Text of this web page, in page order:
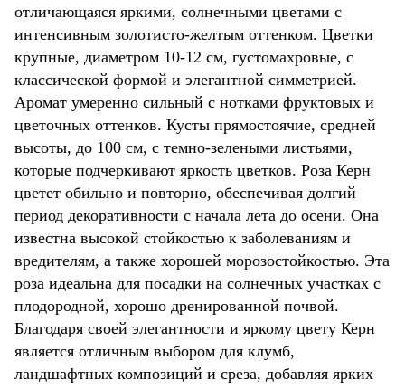
отличающаяся яркими, солнечными цветами с
интенсивным золотисто-желтым оттенком. Цветки
крупные, диаметром 10-12 см, густомахровые, с
классической формой и элегантной симметрией.
Аромат умеренно сильный с нотками фруктовых и
цветочных оттенков. Кусты прямостоячие, средней
высоты, до 100 см, с темно-зелеными листьями,
которые подчеркивают яркость цветков. Роза Керн
цветет обильно и повторно, обеспечивая долгий
период декоративности с начала лета до осени. Она
известна высокой стойкостью к заболеваниям и
вредителям, а также хорошей морозостойкостью. Эта
роза идеальна для посадки на солнечных участках с
плодородной, хорошо дренированной почвой.
Благодаря своей элегантности и яркому цвету Керн
является отличным выбором для клумб,
ландшафтных композиций и среза, добавляя ярких